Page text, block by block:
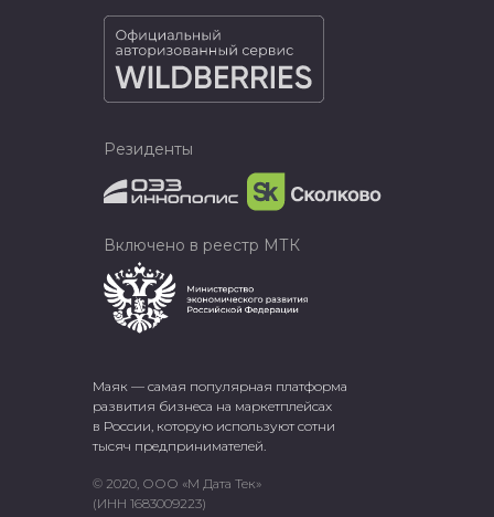
Маяк — самая популярная платформа
развития бизнеса на маркетплейсах
в России, которую используют сотни
тысяч предпринимателей.
© 2020, ООО «М Дата Тек»
(ИНН 1683009223)
Резиденты
Включено в реестр МТК